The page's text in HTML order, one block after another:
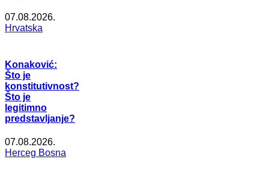
07.08.2026.
Hrvatska
Konaković:
Što je
konstitutivnost?
Što je
legitimno
predstavljanje?
07.08.2026.
Herceg Bosna